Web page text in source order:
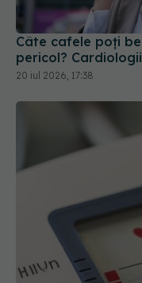
Câte cafele poți
pericol?
20 iul 2026, 17:38